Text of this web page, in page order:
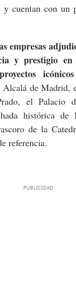
y cuentan con un
empresas
y prestigio
icónicos
Alcalá de Madrid,
el Palacio
histórica de
de la
referencia.